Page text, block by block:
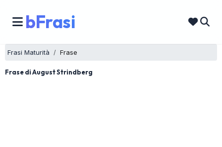
bFrasi
Frasi Maturità Frase
Frase di August Strindberg